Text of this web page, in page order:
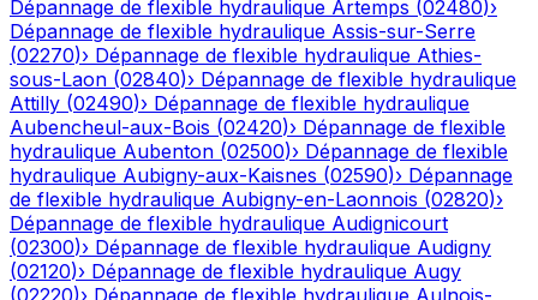
Dépannage de flexible hydraulique Artemps (02480)›
Dépannage de flexible hydraulique Assis-sur-Serre
(02270)› Dépannage de flexible hydraulique Athies-
sous-Laon (02840)› Dépannage de flexible hydraulique
Attilly (02490)› Dépannage de flexible hydraulique
Aubencheul-aux-Bois (02420)› Dépannage de flexible
hydraulique Aubenton (02500)› Dépannage de flexible
hydraulique Aubigny-aux-Kaisnes (02590)› Dépannage
de flexible hydraulique Aubigny-en-Laonnois (02820)›
Dépannage de flexible hydraulique Audignicourt
(02300)› Dépannage de flexible hydraulique Audigny
(02120)› Dépannage de flexible hydraulique Augy